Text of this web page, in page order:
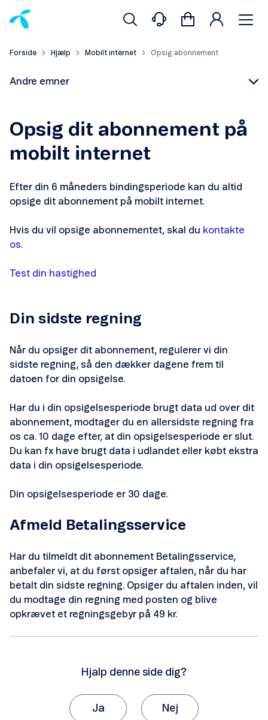
Forside Hjælp Mobilt internet Opsig abonnement
Andre emner
Meld flytning
Opsig abonnement
Ingen netforbindelse på Mobilt Bredbånd
Skift netværksnavn
Skift adgangskode
Ingen netforbindelse på Mobilt Bredbånd
Opsætning af dit mobile bredbånd
Lav hastighed
Opsig dit abonnement på
mobilt internet
Efter din 6 måneders bindingsperiode kan du altid
opsige dit abonnement på mobilt internet.
Hvis du vil opsige abonnementet, skal du kontakte
os.
Test din hastighed
Din sidste regning
Når du opsiger dit abonnement, regulerer vi din
sidste regning, så den dækker dagene frem til
datoen for din opsigelse.
Har du i din opsigelsesperiode brugt data ud over dit
abonnement, modtager du en allersidste regning fra
os ca. 10 dage efter, at din opsigelsesperiode er slut.
Du kan fx have brugt data i udlandet eller købt ekstra
data i din opsigelsesperiode.
Din opsigelsesperiode er 30 dage.
Afmeld Betalingsservice
Har du tilmeldt dit abonnement Betalingsservice,
anbefaler vi, at du først opsiger aftalen, når du har
betalt din sidste regning. Opsiger du aftalen inden, vil
du modtage din regning med posten og blive
opkrævet et regningsgebyr på 49 kr.
Hjalp denne side dig?
Ja Nej